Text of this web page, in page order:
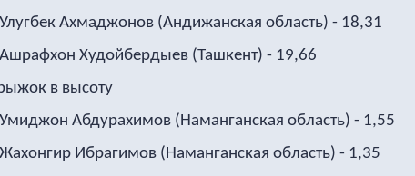
Ахмаджонов (Андижанская область) - 18,31
Худойбердыев (Ташкент) - 19,66
в высоту
Абдурахимов (Наманганская область) - 1,55
Ибрагимов (Наманганская область) - 1,35